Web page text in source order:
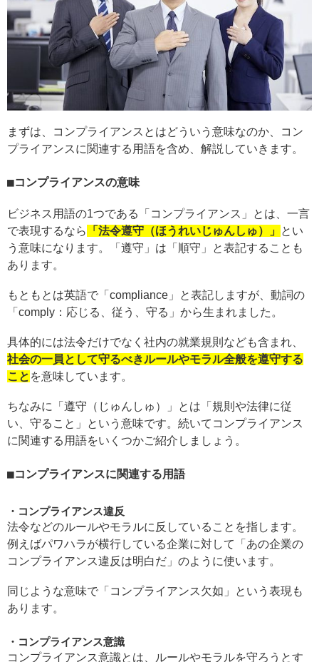
まずは、コンプライアンスとはどういう意味なのか、コン
プライアンスに関連する用語を含め、解説していきます。
コンプライアンスの意味
ビジネス用語の1つである「コンプライアンス」とは、一言
で表現するなら
「法令遵守（ほうれいじゅんしゅ）」
とい
う意味になります。「遵守」は「順守」と表記することも
あります。
もともとは英語で「compliance」と表記しますが、動詞の
「comply：応じる、従う、守る」から生まれました。
具体的には法令だけでなく社内の就業規則なども含まれ、
社会の一員として守るべきルールやモラル全般を遵守する
こと を意味しています。
ちなみに「遵守（じゅんしゅ）」とは「規則や法律に従
い、守ること」という意味です。続いてコンプライアンス
に関連する用語をいくつかご紹介しましょう。
コンプライアンスに関連する用語
コンプライアンス違反
法令などのルールやモラルに反していることを指します。
例えばパワハラが横行している企業に対して「あの企業の
コンプライアンス違反は明白だ」のように使います。
同じような意味で「コンプライアンス欠如」という表現も
あります。
コンプライアンス意識
コンプライアンス意識とは、ルールやモラルを守ろうとす